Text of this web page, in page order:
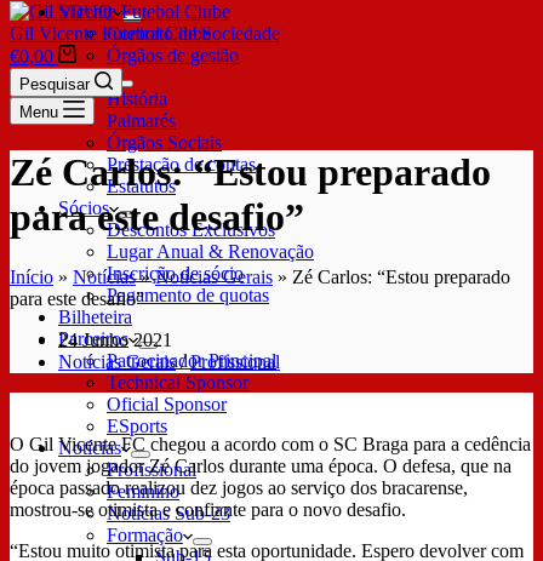
SDUQ
Contrato de Sociedade
Órgãos de gestão
Clube
História
Palmarés
Órgãos Sociais
Prestação de contas
Estatutos
Sócios
Descontos Exclusivos
Lugar Anual & Renovação
Inscrição de sócio
Pagamento de quotas
Bilheteira
Parceiros
Patrocinador Principal
Technical Sponsor
Oficial Sponsor
ESports
Notícias
Profissional
Feminino
Notícias Sub-23
Formação
Sub-15
Gil Vicente Futebol Clube
€0,00
Pesquisar
Menu
Zé Carlos: “Estou preparado
para este desafio”
Início » Notícias»Notícias Gerais » Zé Carlos: “Estou preparado
para este desafio”
24 Junho 2021
Notícias Gerais/Profissional
O Gil Vicente FC chegou a acordo com o SC Braga para a cedência
do jovem jogador Zé Carlos durante uma época. O defesa, que na
época passado realizou dez jogos ao serviço dos bracarense,
mostrou-se otimista e confiante para o novo desafio.
“Estou muito otimista para esta oportunidade. Espero devolver com